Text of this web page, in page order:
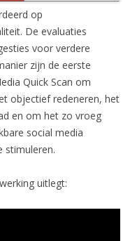
op
De evaluaties
voor verdere
zijn de eerste
Quick Scan om
objectief redeneren, het
en om het zo vroeg
social media
stimuleren.
uitlegt: